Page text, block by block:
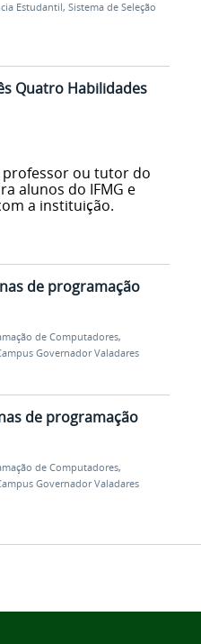
Estudantil, Sistema de Seleção
Quatro Habilidades
professor ou tutor do
alunos do IFMG e
a instituição.
de programação
de Computadores,
Governador Valadares
de programação
de Computadores,
Governador Valadares